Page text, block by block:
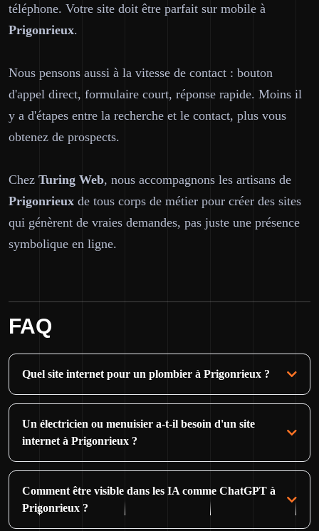
téléphone. Votre site doit être parfait sur mobile à
Prigonrieux.
Nous pensons aussi à la vitesse de contact : bouton
d'appel direct, formulaire court, réponse rapide. Moins il
y a d'étapes entre la recherche et le contact, plus vous
obtenez de prospects.
Chez Turing Web, nous accompagnons les artisans de
Prigonrieux de tous corps de métier pour créer des sites
qui génèrent de vraies demandes, pas juste une présence
symbolique en ligne.
FAQ
Quel site internet pour un plombier à Prigonrieux ?
Un électricien ou menuisier a-t-il besoin d'un site
internet à Prigonrieux ?
Comment être visible dans les IA comme ChatGPT à
Prigonrieux ?